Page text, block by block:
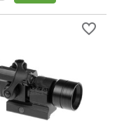
Maximale precisie,
Beste balans
tussen snelheid en
nauwkeurigheid.